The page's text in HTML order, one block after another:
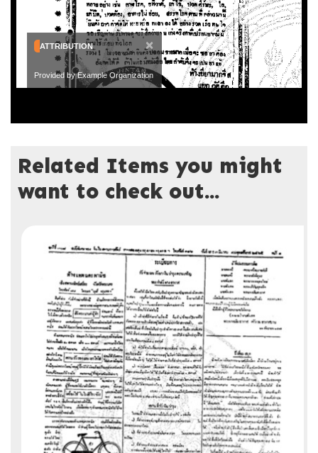
ATTRIBUTION ×
Provided by Example Organization
Related Items you might
want to check out...